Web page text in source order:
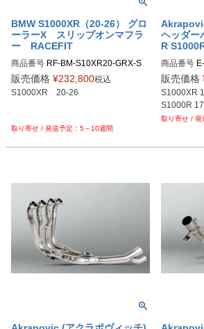
BMW S1000XR（20-26） グロ
ーラーX スリップオンマフラ
ー RACEFIT
商品番号 RF-BM-S10XR20-GRX-S
販売価格 ¥232,800税込
S1000XR　20-26
5～10週間
ヘッダー
R
商品番号
販売価格
S1000XR